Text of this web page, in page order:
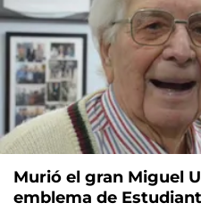
Murió el gran Miguel
emblema de